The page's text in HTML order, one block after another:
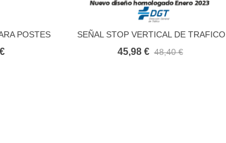
carritoPOSTES
DE ACERO
Añadir al carrito
SEÑAL STOP VERTICAL DE TRAFICO
45,98 € 48,40 €